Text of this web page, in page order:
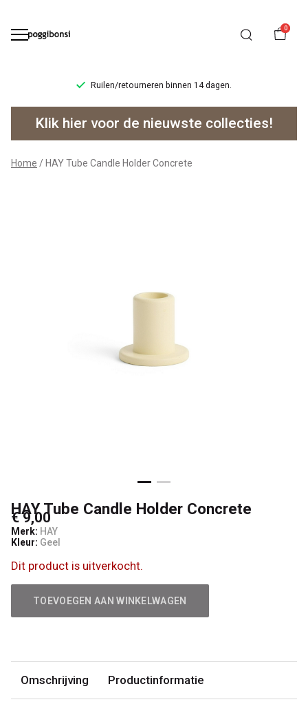
0
Ruilen/retourneren binnen 14 dagen.
HAY
Tube
Candle
Poggibonsi
Klik hier voor de nieuwste collecties!
Home HAY Tube Candle Holder Concrete
HAY Tube Candle Holder Concrete
€ 9,00
Merk: HAY
Kleur: Geel
Dit product is uitverkocht.
TOEVOEGEN AAN WINKELWAGEN
Omschrijving Productinformatie